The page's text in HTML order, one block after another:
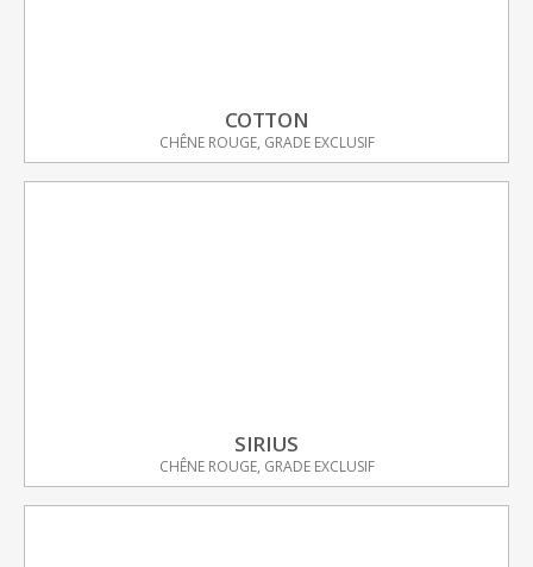
COTTON
CHÊNE ROUGE, GRADE EXCLUSIF
SIRIUS
CHÊNE ROUGE, GRADE EXCLUSIF